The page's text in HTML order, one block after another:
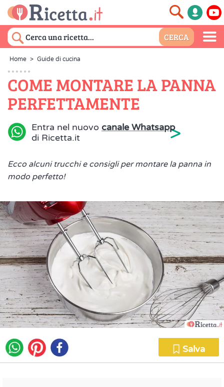
Home > Guide di cucina
COME MONTARE LA PANNA
PERFETTAMENTE
Entra nel nuovo canale Whatsapp
di Ricetta.it
>
Ecco alcuni trucchi e consigli per montare la panna in
modo perfetto!
Salva